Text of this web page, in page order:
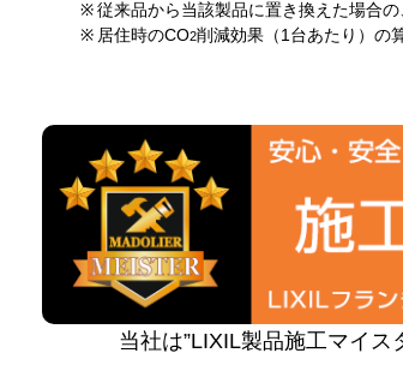
※ 従来品から当該製品に置き換えた場合
※ 居住時のCO2削減効果（1台あたり）の
当社は”LIXIL製品施工マイス